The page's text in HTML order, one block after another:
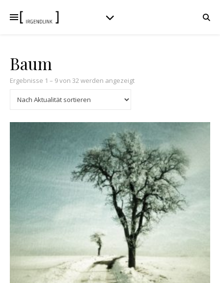
Baum
Ergebnisse 1 – 9 von 32 werden angezeigtNach Aktualität sortiert